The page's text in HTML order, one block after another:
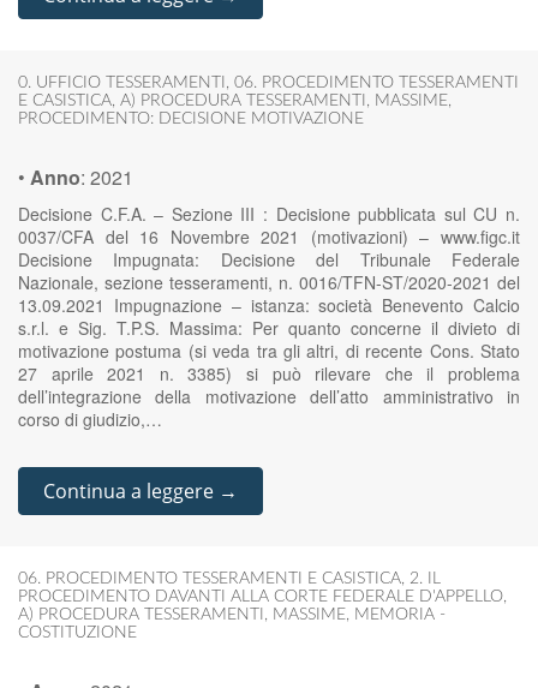
0. UFFICIO TESSERAMENTI , 06. PROCEDIMENTO TESSERAMENTI
E CASISTICA, A) PROCEDURA TESSERAMENTI , MASSIME,
PROCEDIMENTO: DECISIONE MOTIVAZIONE
• Anno: 2021
Decisione C.F.A. – Sezione III : Decisione pubblicata sul CU n.
0037/CFA del 16 Novembre 2021 (motivazioni) – www.figc.it
Decisione Impugnata: Decisione del Tribunale Federale
Nazionale, sezione tesseramenti, n. 0016/TFN-ST/2020-2021 del
13.09.2021 Impugnazione – istanza: società Benevento Calcio
s.r.l. e Sig. T.P.S. Massima: Per quanto concerne il divieto di
motivazione postuma (si veda tra gli altri, di recente Cons. Stato
27 aprile 2021 n. 3385) si può rilevare che il problema
dell’integrazione della motivazione dell’atto amministrativo in
corso di giudizio,…
Continua a leggere →
06. PROCEDIMENTO TESSERAMENTI E CASISTICA, 2. IL
PROCEDIMENTO DAVANTI ALLA CORTE FEDERALE D'APPELLO,
A) PROCEDURA TESSERAMENTI , MASSIME, MEMORIA -
COSTITUZIONE